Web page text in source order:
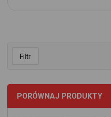
Filtr
PORÓWNAJ PRODUKTY